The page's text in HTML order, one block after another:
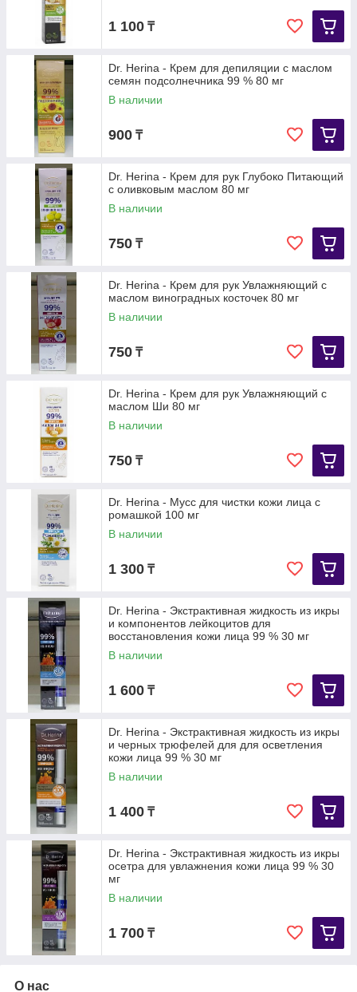
1 100 ₸
Dr. Herina - Крем для депиляции с маслом
семян подсолнечника 99 % 80 мг
В наличии
900 ₸
Dr. Herina - Крем для рук Глубоко Питающий
с оливковым маслом 80 мг
В наличии
750 ₸
Dr. Herina - Крем для рук Увлажняющий с
маслом виноградных косточек 80 мг
В наличии
750 ₸
Dr. Herina - Крем для рук Увлажняющий с
маслом Ши 80 мг
В наличии
750 ₸
Dr. Herina - Мусс для чистки кожи лица с
ромашкой 100 мг
В наличии
1 300 ₸
Dr. Herina - Экстрактивная жидкость из икры
и компонентов лейкоцитов для
восстановления кожи лица 99 % 30 мг
В наличии
1 600 ₸
Dr. Herina - Экстрактивная жидкость из икры
и черных трюфелей для для осветления
кожи лица 99 % 30 мг
В наличии
1 400 ₸
Dr. Herina - Экстрактивная жидкость из икры
осетра для увлажнения кожи лица 99 % 30
мг
В наличии
1 700 ₸
О нас